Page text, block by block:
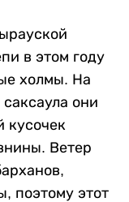
в этом году
холмы. На
они
кусочек
Ветер
поэтому этот